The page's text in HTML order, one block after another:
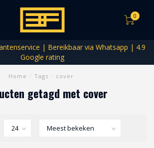
0
| Bereikbaar via Whatsapp | 4.9
Google rating
Home Tags cover
getagd met cover